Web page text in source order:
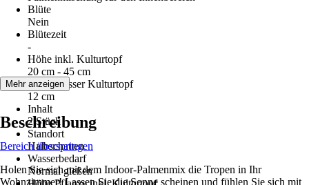
Blüte
Nein
Blütezeit
-
Höhe inkl. Kulturtopf
20 cm - 45 cm
Durchmesser Kulturtopf
12 cm
Inhalt
2 Stück
Standort
Halbschatten
Wasserbedarf
Normal gießen
Mehr anzeigen
Beschreibung
Bereich überspringen
Holen Sie sich mit dem Indoor-Palmenmix die Tropen in Ihr
Wohnzimmer! Lassen Sie die Sonne scheinen und fühlen Sie sich mit